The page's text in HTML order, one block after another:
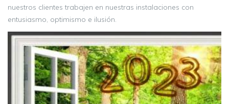
nuestros clientes trabajen en nuestras instalaciones con
entusiasmo, optimismo e ilusión.